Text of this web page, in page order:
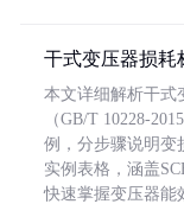
干式变压器损耗
本文详细解析干式
（GB/T 10228-
例，分步骤说明变
实例表格，涵盖
快速掌握变压器能